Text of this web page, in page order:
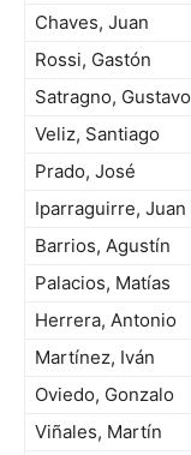
Chaves, Juan
Rossi, Gastón
Satragno, Gustavo
Veliz, Santiago
Prado, José
Iparraguirre, Juan
Barrios, Agustín
Palacios, Matías
Herrera, Antonio
Martínez, Iván
Oviedo, Gonzalo
Viñales, Martín